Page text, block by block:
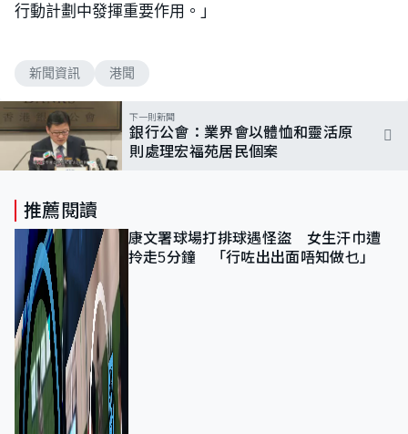
行動計劃中發揮重要作用。」
新聞資訊 港聞
下一則新聞
銀行公會：業界會以體恤和靈活原
則處理宏福苑居民個案
推薦閱讀
康文署球場打排球遇怪盜 女生汗巾遭
拎走5分鐘 「行咗出出面唔知做乜」